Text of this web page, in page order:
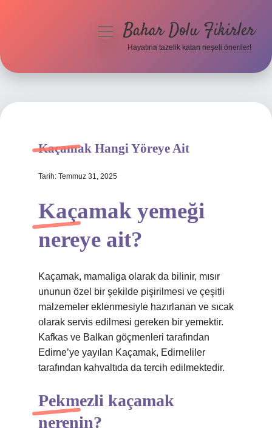
Hakkımızda
menüyüBahar Dolu Fikirler
Hayatına tazelik katan neşeli öneriler!
Kaçamak Hangi Yöreye Ait
Tarih: Temmuz 31, 2025
Kaçamak yemeği
nereye ait?
Kaçamak, mamaliga olarak da bilinir, mısır
ununun özel bir şekilde pişirilmesi ve çeşitli
malzemeler eklenmesiyle hazırlanan ve sıcak
olarak servis edilmesi gereken bir yemektir.
Kafkas ve Balkan göçmenleri tarafından
Edirne’ye yayılan Kaçamak, Edirneliler
tarafından kahvaltıda da tercih edilmektedir.
Pekmezli kaçamak
nerenin?